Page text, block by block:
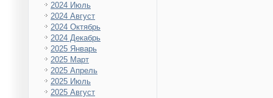
2024 Июль
2024 Август
2024 Октябрь
2024 Декабрь
2025 Январь
2025 Март
2025 Апрель
2025 Июль
2025 Август